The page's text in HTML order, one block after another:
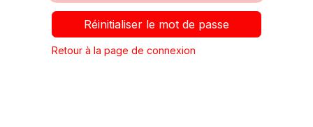
Réinitialiser le mot de passe
Retour à la page de connexion